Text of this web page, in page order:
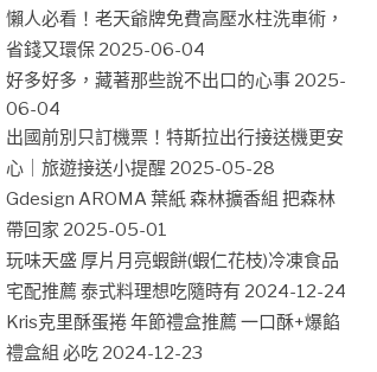
懶人必看！老天爺牌免費高壓水柱洗車術，
省錢又環保 2025-06-04
好多好多，藏著那些說不出口的心事 2025-
06-04
出國前別只訂機票！特斯拉出行接送機更安
心｜旅遊接送小提醒 2025-05-28
Gdesign AROMA 葉紙 森林擴香組 把森林
帶回家 2025-05-01
玩味天盛 厚片月亮蝦餅(蝦仁花枝)冷凍食品
宅配推薦 泰式料理想吃隨時有 2024-12-24
Kris克里酥蛋捲 年節禮盒推薦 一口酥+爆餡
禮盒組 必吃 2024-12-23